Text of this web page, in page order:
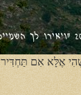
אֶלָּא אִם תַּחְדִּיר